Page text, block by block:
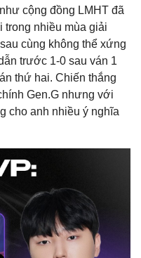
cộng đồng LMHT đã
trong nhiều mùa giải
cùng không thể xứng
trước 1-0 sau ván 1
thứ hai. Chiến thắng
Gen.G nhưng với
cho anh nhiều ý nghĩa